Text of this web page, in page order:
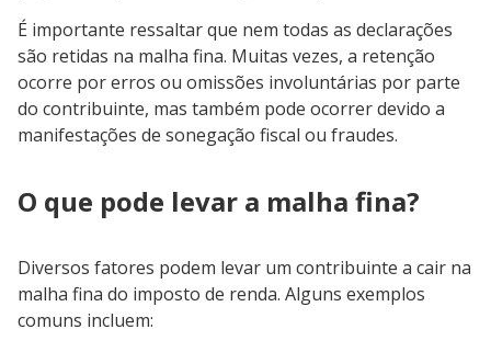
É importante ressaltar que nem todas as declarações
são retidas na malha fina. Muitas vezes, a retenção
ocorre por erros ou omissões involuntárias por parte
do contribuinte, mas também pode ocorrer devido a
manifestações de sonegação fiscal ou fraudes.
O que pode levar a malha fina?
Diversos fatores podem levar um contribuinte a cair na
malha fina do imposto de renda. Alguns exemplos
comuns incluem: